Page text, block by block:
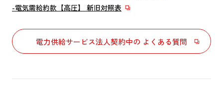
-電気需給約款【高圧】 新旧対照表
電力供給サービス法人契約中の よくある質問